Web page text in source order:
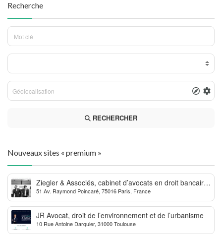
Recherche
RECHERCHER
Nouveaux sites « premium »
Ziegler & Associés, cabinet d’avocats en droit bancaire,
cryptomonnaie et escroqueries financières
51 Av. Raymond Poincaré, 75016 Paris, France
JR Avocat, droit de l’environnement et de l’urbanisme
10 Rue Antoine Darquier, 31000 Toulouse